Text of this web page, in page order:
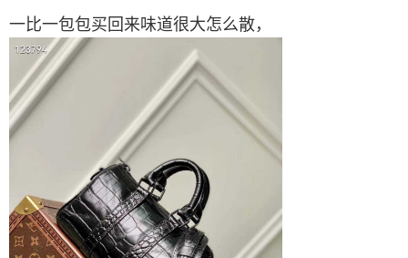
一比一包包买回来味道很大怎么散，